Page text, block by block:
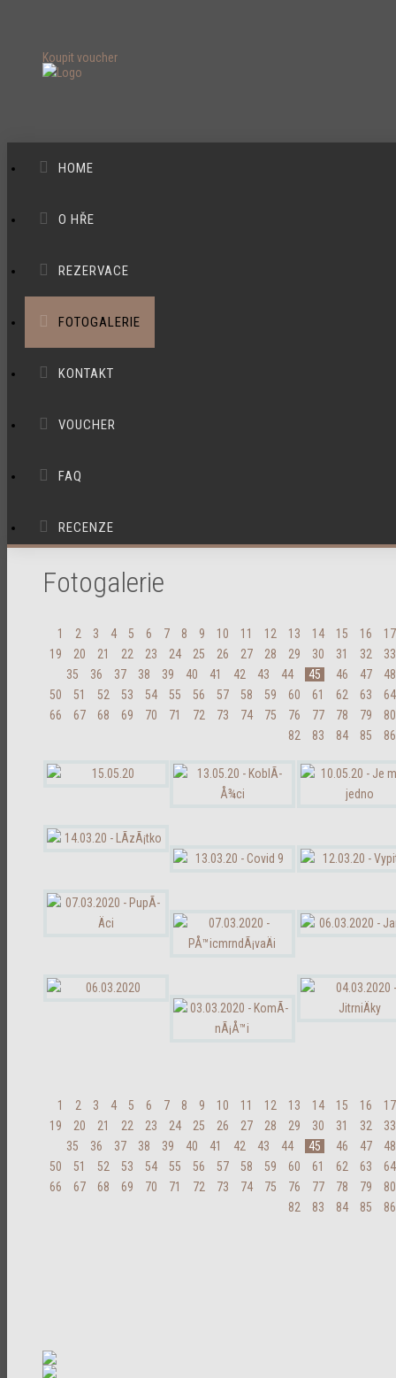
Koupit voucher
HOME
O HŘE
REZERVACE
FOTOGALERIE
KONTAKT
VOUCHER
FAQ
RECENZE
Fotogalerie
1 2 3 4 5 6 7 8 9 10 11 12 13 14 15 16
17
19
20 21 22 23 24 25 26 27 28 29 30 31 32
33
35
36 37 38 39 40 41 42 43 44 45 46 47
48
50
51 52 53 54 55 56 57 58 59 60 61 62 63
64
66
67 68 69 70 71 72 73 74 75 76 77 78 79
80
82
83 84 85 86
1 2 3 4 5 6 7 8 9 10 11 12 13 14 15 16
17
19
20 21 22 23 24 25 26 27 28 29 30 31 32
33
35
36 37 38 39 40 41 42 43 44 45 46 47
48
50
51 52 53 54 55 56 57 58 59 60 61 62 63
64
66
67 68 69 70 71 72 73 74 75 76 77 78 79
80
82
83 84 85 86